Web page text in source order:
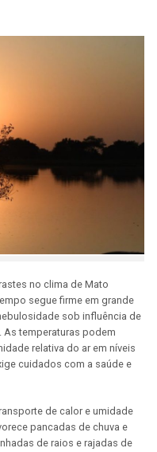
no clima de Mato
segue firme em grande
sob influência de
temperaturas podem
relativa do ar em níveis
cuidados com a saúde e
de calor e umidade
pancadas de chuva e
de raios e rajadas de